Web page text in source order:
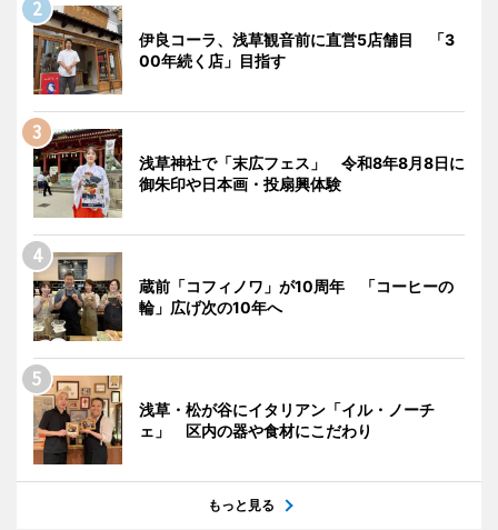
伊良コーラ、浅草観音前に直営5店舗目 「3
00年続く店」目指す
浅草神社で「末広フェス」 令和8年8月8日に
御朱印や日本画・投扇興体験
蔵前「コフィノワ」が10周年 「コーヒーの
輪」広げ次の10年へ
浅草・松が谷にイタリアン「イル・ノーチ
ェ」 区内の器や食材にこだわり
もっと見る